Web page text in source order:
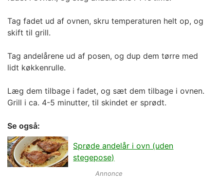
Tag fadet ud af ovnen, skru temperaturen helt op, og
skift til grill.
Tag andelårene ud af posen, og dup dem tørre med
lidt køkkenrulle.
Læg dem tilbage i fadet, og sæt dem tilbage i ovnen.
Grill i ca. 4-5 minutter, til skindet er sprødt.
Se også:
Sprøde andelår i ovn (uden
stegepose)
Annonce